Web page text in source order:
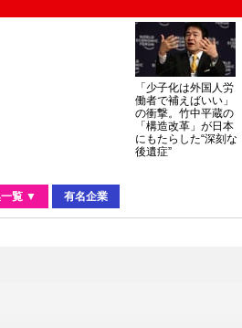
「少子化は外国人労
働者で補えばいい」
の衝撃。竹中平蔵の
「構造改革」が日本
にもたらした“深刻な
後遺症”
覧 ▼ 有名企業